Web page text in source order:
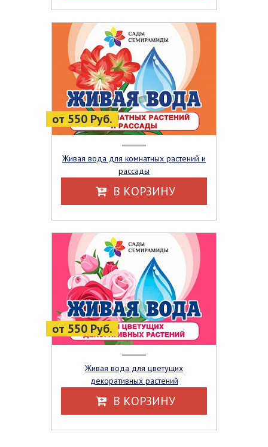
от 550 Руб.
Живая вода для комнатных растений и
рассады
В КОРЗИНУ
от 550 Руб.
Живая вода для цветущих
декоративных растений
В КОРЗИНУ